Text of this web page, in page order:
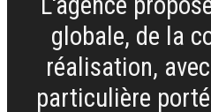
globale, de la
réalisation,
particulière